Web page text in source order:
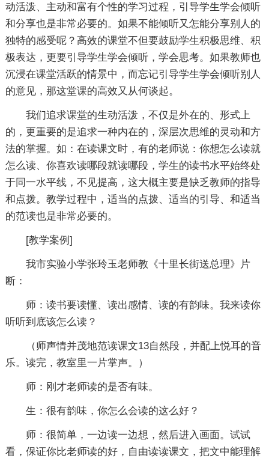
动活泼、主动和富有个性的学习过程，引导学生学会倾听
和分享也是非常必要的。如果不能倾听又怎能分享别人的
独特的感受呢？高效的课堂不但要鼓励学生积极思维、积
极表达，更要引导学生学会倾听，学会思考。如果教师也
沉浸在课堂活跃的情景中，而忘记引导学生学会倾听别人
的意见，那这堂课的高效又从何谈起。
我们追求课堂的生动活泼，不仅是外在的、形式上
的，更重要的是追求一种内在的，深层次思维的灵动和方
法的掌握。如：在读课文时，有的老师说：你想怎么读就
怎么读、你喜欢读哪段就读哪段，学生的读书水平始终处
于同一水平线，不见提高，这大概主要是缺乏教师的指导
和点拨。教学过程中，适当的点拨、适当的引导、和适当
的范读也是非常必要的。
[教学案例]
我市实验小学张玲玉老师教《十里长街送总理》片
断：
师：读书要读懂、读出感情、读的有韵味。我来读你
听听到底该怎么读？
（师声情并茂地范读课文13自然段，并配上悦耳的音
乐。读完，教室里一片掌声。）
师：刚才老师读的是否有味。
生：很有韵味，你怎么会读的这么好？
师：很简单，一边读一边想，然后进入画面。试试
看，保证你比老师读的好，自由读读课文，把文中能理解